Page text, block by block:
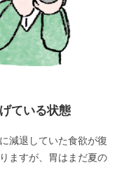
ている状態
減退していた食欲が復
ますが、胃はまだ夏の